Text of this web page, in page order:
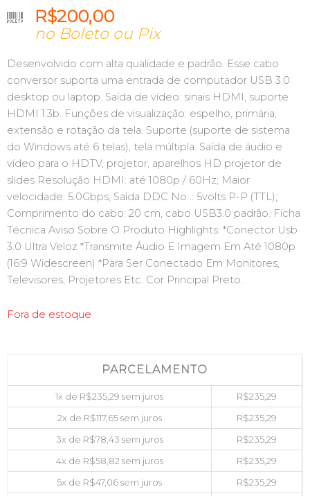
R$200,00
no Boleto ou Pix
Desenvolvido com alta qualidade e padrão. Esse cabo
conversor suporta uma entrada de computador USB 3.0
desktop ou laptop. Saída de vídeo: sinais HDMI, suporte
HDMI 1.3b. Funções de visualização: espelho, primária,
extensão e rotação da tela. Suporte (suporte de sistema
do Windows até 6 telas), tela múltipla. Saída de áudio e
vídeo para o HDTV, projetor, aparelhos HD projetor de
slides Resolução HDMI: até 1080p / 60Hz; Maior
velocidade: 5.0Gbps; Saída DDC No .: 5volts P-P (TTL);
Comprimento do cabo: 20 cm, cabo USB3.0 padrão. Ficha
Técnica Aviso Sobre O Produto Highlights: *Conector Usb
3.0 Ultra Veloz *Transmite Áudio E Imagem Em Até 1080p
(16:9 Widescreen) *Para Ser Conectado Em Monitores,
Televisores, Projetores Etc. Cor Principal Preto..
Fora de estoque
PARCELAMENTO
1x de R$235,29 sem juros R$235,29
2x de R$117,65sem juros R$235,29
3x de R$78,43 sem juros R$235,29
4x de R$58,82sem juros R$235,29
5x de R$47,06sem juros R$235,29